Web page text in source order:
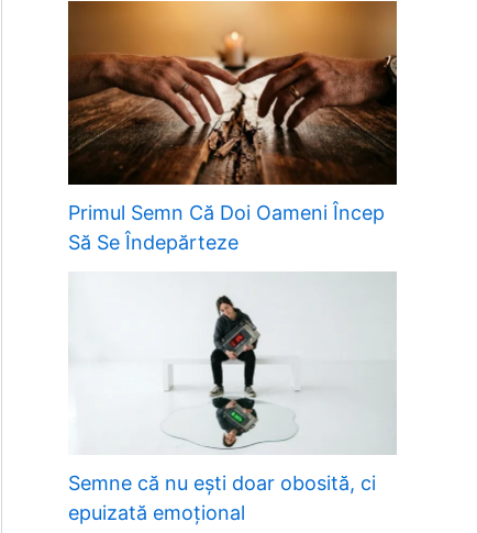
Primul Semn Că Doi Oameni Încep
Să Se Îndepărteze
Semne că nu ești doar obosită, ci
epuizată emoțional